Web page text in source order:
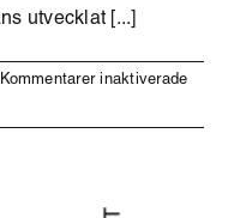
utvecklat [...]
Kommentarer inaktiveradeför